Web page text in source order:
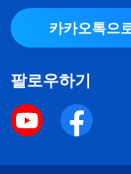
카카오톡으
팔로우하기